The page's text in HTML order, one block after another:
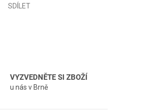
SDÍLET
VYZVEDNĚTE SI ZBOŽÍ
u nás v Brně